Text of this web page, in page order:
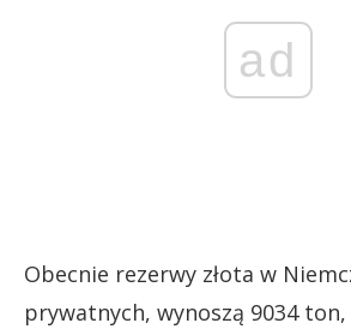
ad
Obecnie rezerwy złota w
prywatnych, wynoszą 9034